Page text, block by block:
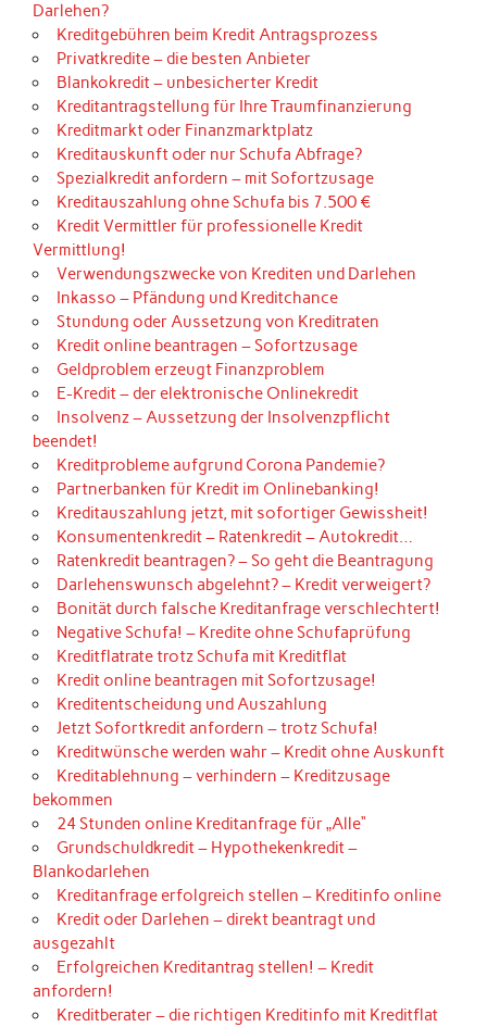
Darlehen?
Kreditgebühren beim Kredit Antragsprozess
Privatkredite – die besten Anbieter
Blankokredit – unbesicherter Kredit
Kreditantragstellung für Ihre Traumfinanzierung
Kreditmarkt oder Finanzmarktplatz
Kreditauskunft oder nur Schufa Abfrage?
Spezialkredit anfordern – mit Sofortzusage
Kreditauszahlung ohne Schufa bis 7.500 €
Kredit Vermittler für professionelle Kredit
Vermittlung!
Verwendungszwecke von Krediten und Darlehen
Inkasso – Pfändung und Kreditchance
Stundung oder Aussetzung von Kreditraten
Kredit online beantragen – Sofortzusage
Geldproblem erzeugt Finanzproblem
E-Kredit – der elektronische Onlinekredit
Insolvenz – Aussetzung der Insolvenzpflicht
beendet!
Kreditprobleme aufgrund Corona Pandemie?
Partnerbanken für Kredit im Onlinebanking!
Kreditauszahlung jetzt, mit sofortiger Gewissheit!
Konsumentenkredit – Ratenkredit – Autokredit…
Ratenkredit beantragen? – So geht die Beantragung
Darlehenswunsch abgelehnt? – Kredit verweigert?
Bonität durch falsche Kreditanfrage verschlechtert!
Negative Schufa! – Kredite ohne Schufaprüfung
Kreditflatrate trotz Schufa mit Kreditflat
Kredit online beantragen mit Sofortzusage!
Kreditentscheidung und Auszahlung
Jetzt Sofortkredit anfordern – trotz Schufa!
Kreditwünsche werden wahr – Kredit ohne Auskunft
Kreditablehnung – verhindern – Kreditzusage
bekommen
24 Stunden online Kreditanfrage für „Alle“
Grundschuldkredit – Hypothekenkredit –
Blankodarlehen
Kreditanfrage erfolgreich stellen – Kreditinfo online
Kredit oder Darlehen – direkt beantragt und
ausgezahlt
Erfolgreichen Kreditantrag stellen! – Kredit
anfordern!
Kreditberater – die richtigen Kreditinfo mit Kreditflat